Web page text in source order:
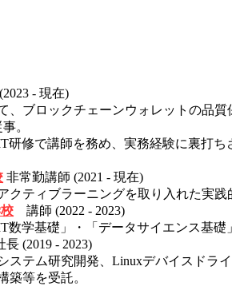
(2023 - 現在)
、ブロックチェーンウォレットの品
。
研修で講師を務め、実務経験に裏打
非常勤講師 (2021 - 現在)
クティブラーニングを取り入れた実践
講師 (2022 - 2023)
数学基礎」・「データサイエンス基礎
(2019 - 2023)
ステム研究開発、Linuxデバイスドラ
築等を受託。